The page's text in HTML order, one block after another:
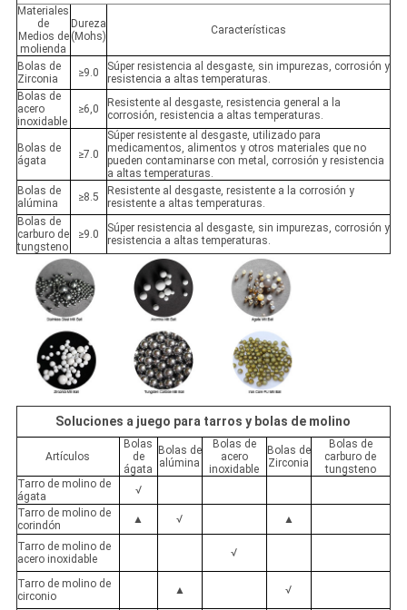
Materiales
de
Medios de
molienda
Dureza
(Mohs)
Características
Bolas de
Zirconia
≥9.0
Súper resistencia al desgaste, sin impurezas, corrosión y
resistencia a altas temperaturas.
Bolas de
acero
inoxidable
≥6,0
Resistente al desgaste, resistencia general a la
corrosión, resistencia a altas temperaturas.
Bolas de
ágata
≥7.0
Súper resistente al desgaste, utilizado para
medicamentos, alimentos y otros materiales que no
pueden contaminarse con metal, corrosión y resistencia
a altas temperaturas.
Bolas de
alúmina
≥8.5
Resistente al desgaste, resistente a la corrosión y
resistente a altas temperaturas.
Bolas de
carburo de
tungsteno
≥9.0
Súper resistencia al desgaste, sin impurezas, corrosión y
resistencia a altas temperaturas.
Soluciones a juego para tarros y bolas de molino
Artículos
Bolas
de
ágata
Bolas de
alúmina
Bolas de
acero
inoxidable
Bolas de
Zirconia
Bolas de
carburo de
tungsteno
Tarro de molino de
ágata
√
Tarro de molino de
corindón
▲ √ ▲
Tarro de molino de
acero inoxidable
√
Tarro de molino de
circonio
▲ √